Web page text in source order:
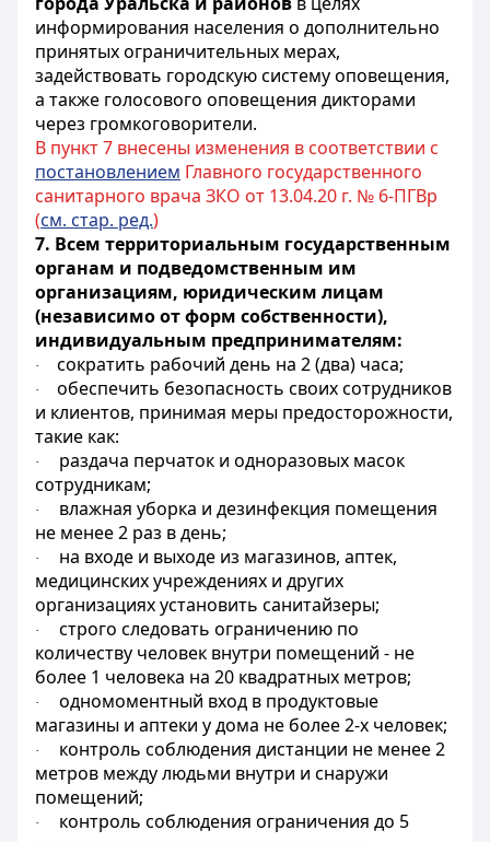
информирования населения о дополнительно
принятых ограничительных мерах,
задействовать городскую систему оповещения,
а также голосового оповещения дикторами
через громкоговорители.
В пункт 7 внесены изменения в соответствии с
постановлением Главного государственного
санитарного врача ЗКО от 13.04.20 г. № 6-ПГВр
(см. стар. ред.)
7. Всем территориальным государственным
органам и подведомственным им
организациям, юридическим лицам
(независимо от форм собственности),
индивидуальным предпринимателям:
· сократить рабочий день на 2 (два) часа;
·
обеспечить безопасность своих сотрудников
и клиентов, принимая меры предосторожности,
такие как:
·
раздача перчаток и одноразовых масок
сотрудникам;
·
влажная уборка и дезинфекция помещения
не менее 2 раз в день;
·
на входе и выходе из магазинов, аптек,
медицинских учреждениях и других
организациях установить санитайзеры;
·
строго следовать ограничению по
количеству человек внутри помещений - не
более 1 человека на 20 квадратных метров;
·
одномоментный вход в продуктовые
магазины и аптеки у дома не более 2-х человек;
·
контроль соблюдения дистанции не менее 2
метров между людьми внутри и снаружи
помещений;
·
контроль соблюдения ограничения до 5